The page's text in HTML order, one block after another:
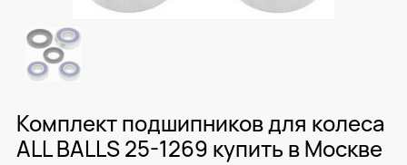
Комплект подшипников для колеса
ALL BALLS 25-1269 купить в Москве